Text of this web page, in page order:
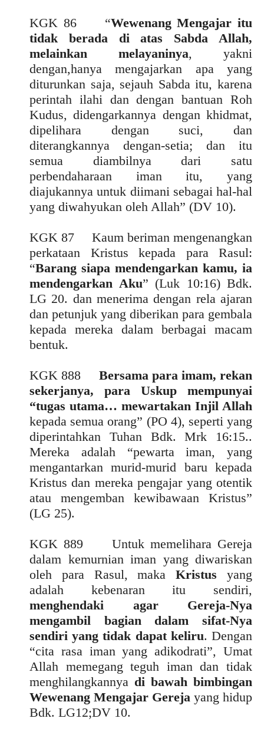
KGK 86 “Wewenang Mengajar itu
tidak berada di atas Sabda Allah,
melainkan melayaninya, yakni
dengan,hanya mengajarkan apa yang
diturunkan saja, sejauh Sabda itu, karena
perintah ilahi dan dengan bantuan Roh
Kudus, didengarkannya dengan khidmat,
dipelihara dengan suci, dan
diterangkannya dengan-setia; dan itu
semua diambilnya dari satu
perbendaharaan iman itu, yang
diajukannya untuk diimani sebagai hal-hal
yang diwahyukan oleh Allah” (DV 10).
KGK 87 Kaum beriman mengenangkan
perkataan Kristus kepada para Rasul:
“Barang siapa mendengarkan kamu, ia
mendengarkan Aku” (Luk 10:16) Bdk.
LG 20. dan menerima dengan rela ajaran
dan petunjuk yang diberikan para gembala
kepada mereka dalam berbagai macam
bentuk.
KGK 888 Bersama para imam, rekan
sekerjanya, para Uskup mempunyai
“tugas utama… mewartakan Injil Allah
kepada semua orang” (PO 4), seperti yang
diperintahkan Tuhan Bdk. Mrk 16:15..
Mereka adalah “pewarta iman, yang
mengantarkan murid-murid baru kepada
Kristus dan mereka pengajar yang otentik
atau mengemban kewibawaan Kristus”
(LG 25).
KGK 889 Untuk memelihara Gereja
dalam kemurnian iman yang diwariskan
oleh para Rasul, makaKristusyang
adalah kebenaran itu sendiri,
menghendaki agar Gereja-Nya
mengambil bagian dalam sifat-Nya
sendiri yang tidak dapat keliru. Dengan
“cita rasa iman yang adikodrati”, Umat
Allah memegang teguh iman dan tidak
menghilangkannya di bawah bimbingan
Wewenang Mengajar Gereja yang hidup
Bdk. LG12;DV 10.